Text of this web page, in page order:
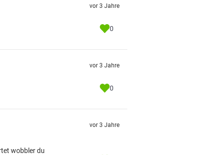
vor 3 Jahre
0
vor 3 Jahre
0
wobbler du
vor 3 Jahre